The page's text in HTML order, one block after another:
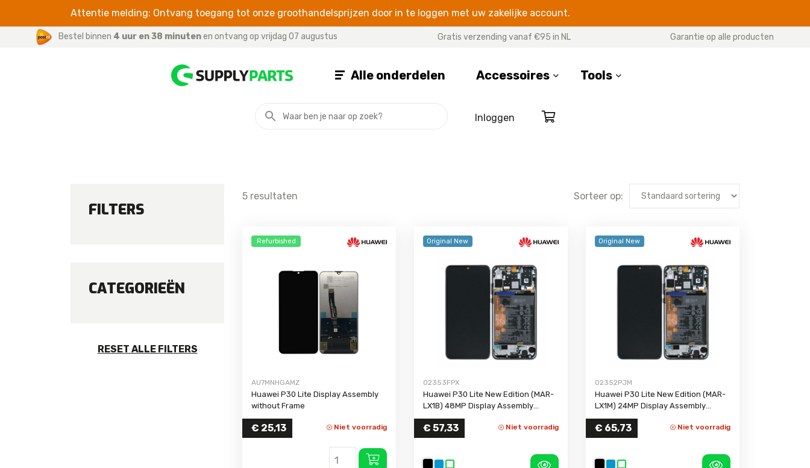
Attentie melding: Ontvang toegang tot onze groothandelsprijzen door in te loggen met uw zakelijke account.
Bestel binnen 4 uur en 38 minutenen ontvang op vrijdag 07 augustus Gratis verzending vanaf €95 in NL Garantie op alle producten
Alle onderdelen
P SERIES
P40 Lite
P30 Pro
P30 Lite New Edition
P Smart Pro
P Smart Z
P smart Plus
HONOR SERIES
Accessoires Tools
Inloggen
FILTERS
CATEGORIEËN
RESET ALLE FILTERS
5 resultaten Sorteer op:
Refurbished
AU7MNHGAMZ
Huawei P30 Lite Display Assembly
without Frame
€ 25,13 Niet voorradig
Original New
02353FPX
Huawei P30 Lite New Edition (MAR-
LX1B) 48MP Display Assembly
(Servicepack)
€ 57,33 Niet voorradig
Original New
02352PJM
Huawei P30 Lite New Edition (MAR-
LX1M) 24MP Display Assembly
(Servicepack)
€ 65,73 Niet voorradig